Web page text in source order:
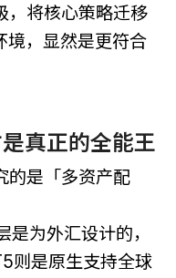
，将核心策略迁移
境，显然是更符合
真正的全能王
的是「多资产配
为外汇设计的，
则是原生支持全球